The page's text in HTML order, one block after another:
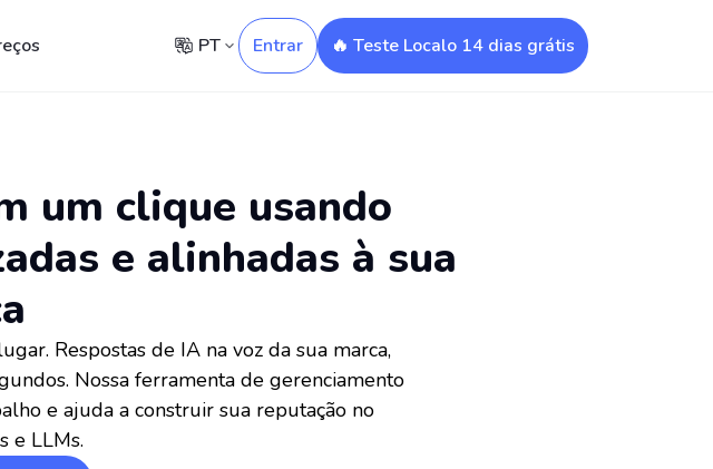
PT Entrar 🔥 Teste Localo 14 dias grátis
um clique usando
e alinhadas à sua
Respostas de IA na voz da sua marca,
Nossa ferramenta de gerenciamento
e ajuda a construir sua reputação no
e LLMs.